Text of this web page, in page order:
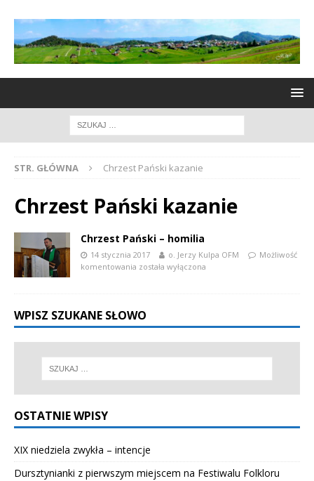
STR. GŁÓWNA Chrzest Pański kazanie
Chrzest Pański kazanie
Chrzest Pański – homilia
14 stycznia 2017 o. Jerzy Kulpa OFM
Możliwość
komentowania została wyłączona
WPISZ SZUKANE SŁOWO
OSTATNIE WPISY
XIX niedziela zwykła – intencje
Dursztynianki z pierwszym miejscem na Festiwalu Folkloru